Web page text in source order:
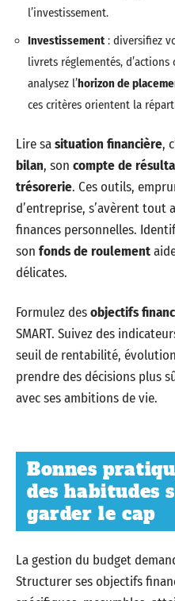
l’investissement.
Investissement : diversifiez
livrets réglementés,
analysez l’horizon de
ces critères orientent la
Lire sasituation financière,
bilan, son compte de
trésorerie. Ces outils,
d’entreprise, s’avèrent tout
finances personnelles.
son fonds de roulement
délicates.
Formulez desobjectifs
SMART. Suivez des
seuil de rentabilité,
prendre des décisions plus
avec ses ambitions de vie.
Bonnes
des habitudes
garder le cap
La gestion du budget
Structurer ses objectifs